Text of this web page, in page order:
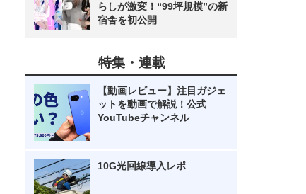
らしが激変！“99坪規模”の新
宿舎を初公開
特集・連載
【動画レビュー】注目ガジェ
ットを動画で解説！公式
YouTubeチャンネル
10G光回線導入レポ